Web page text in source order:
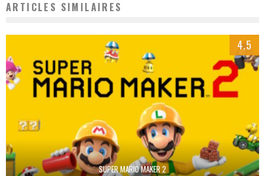
ARTICLES SIMILAIRES
4.5
SUPER MARIO MAKER 2